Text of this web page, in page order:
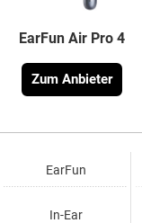
EarFun Air Pro 4
Zum Anbieter
EarFun
In-Ear